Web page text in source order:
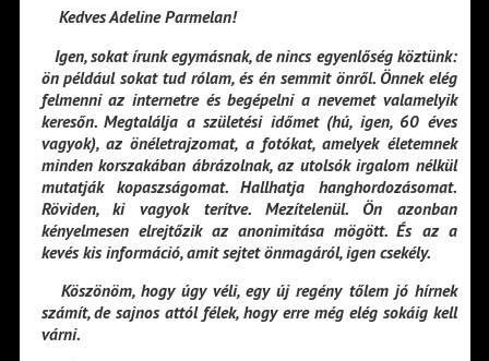
Kedves Adeline Parmelan!
Igen, sokat írunk egymásnak, de nincs egyenlőség köztünk:
ön például sokat tud rólam, és én semmit önről. Önnek elég
felmenni az internetre és begépelni a nevemet valamelyik
keresőn. Megtalálja a születési időmet (hú, igen, 60 éves
vagyok), az önéletrajzomat, a fotókat, amelyek életemnek
minden korszakában ábrázolnak, az utolsók irgalom nélkül
mutatják kopaszságomat. Hallhatja hanghordozásomat.
Röviden, ki vagyok terítve. Mezítelenül. Ön azonban
kényelmesen elrejtőzik az anonimitása mögött. És az a
kevés kis információ, amit sejtet önmagáról, igen csekély.
Köszönöm, hogy úgy véli, egy új regény tőlem jó hírnek
számít, de sajnos attól félek, hogy erre még elég sokáig kell
várni.